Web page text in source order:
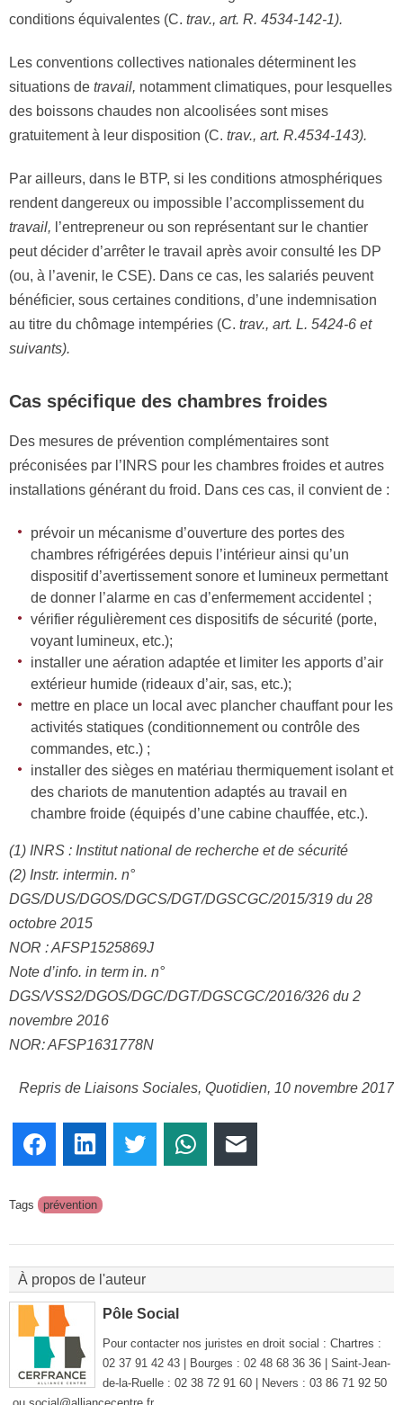
conditions équivalentes (C. trav., art. R 4534-142-1)
Les conventions collectives nationales déterminent les
situations de travail, notamment climatiques, pour lesquelles
des boissons chaudes non alcoolisées sont mises
gratuitement à leur disposition (C. trav., art. R.4534-143).
Par ailleurs, dans le BTP, si les conditions atmosphériques
rendent dangereux ou impossible l’accomplissement du
travail, l’entrepreneur ou son représentant sur le chantier
peut décider d’arrêter le travail après avoir consulté les DP
(ou, à l’avenir, le CSE). Dans ce cas, les salariés peuvent
bénéficier, sous certaines conditions, d’une indemnisation
au titre du chômage intempéries (C. trav., art. L. 5424-6 et
suivants).
Cas spécifique des chambres froides
Des mesures de prévention complémentaires sont
préconisées par l’INRS pour les chambres froides et autres
installations générant du froid. Dans ces cas, il convient de :
prévoir un mécanisme d’ouverture des portes des
chambres réfrigérées depuis l’intérieur ainsi qu’un
dispositif d’avertissement sonore et lumineux permettant
de donner l’alarme en cas d’enfermement accidentel ;
vérifier régulièrement ces dispositifs de sécurité (porte,
voyant lumineux, etc.);
installer une aération adaptée et limiter les apports d’air
extérieur humide (rideaux d’air, sas, etc.);
mettre en place un local avec plancher chauffant pour les
activités statiques (conditionnement ou contrôle des
commandes, etc.) ;
installer des sièges en matériau thermiquement isolant et
des chariots de manutention adaptés au travail en
chambre froide (équipés d’une cabine chauffée, etc.).
(1) INRS : Institut national de recherche et de sécurité
(2) Instr. intermin. n°
DGS/DUS/DGOS/DGCS/DGT/DGSCGC/2015/319 du 28
octobre 2015
NOR : AFSP1525869J
Note d’info. in term in. n°
DGS/VSS2/DGOS/DGC/DGT/DGSCGC/2016/326 du 2
novembre 2016
NOR: AFSP1631778N
Repris de Liaisons Sociales, Quotidien, 10 novembre 2017
FacebookLinkedInTwitter WhatsApp
Tags prévention
À propos de l'auteur
Pôle Social
Pour contacter nos juristes en droit social : Chartres :
02 37 91 42 43 | Bourges : 02 48 68 36 36 | Saint-Jean-
de-la-Ruelle : 02 38 72 91 60 | Nevers : 03 86 71 92 50